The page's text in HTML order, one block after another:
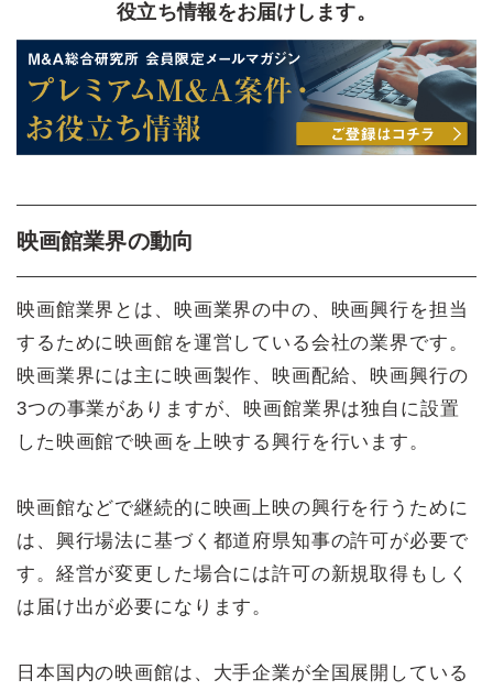
役立ち情報をお届けします。
映画館業界の動向
映画館業界とは、映画業界の中の、映画興行を担当
するために映画館を運営している会社の業界です。
映画業界には主に映画製作、映画配給、映画興行の
3つの事業がありますが、映画館業界は独自に設置
した映画館で映画を上映する興行を行います。
映画館などで継続的に映画上映の興行を行うために
は、興行場法に基づく都道府県知事の許可が必要で
す。経営が変更した場合には許可の新規取得もしく
は届け出が必要になります。
日本国内の映画館は、大手企業が全国展開している